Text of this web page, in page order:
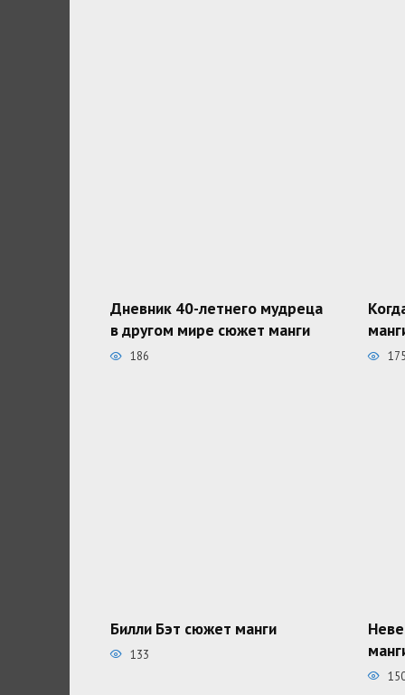
Дневник 40-летнего мудреца
в другом мире сюжет манги
186
Билли Бэт сюжет манги
133